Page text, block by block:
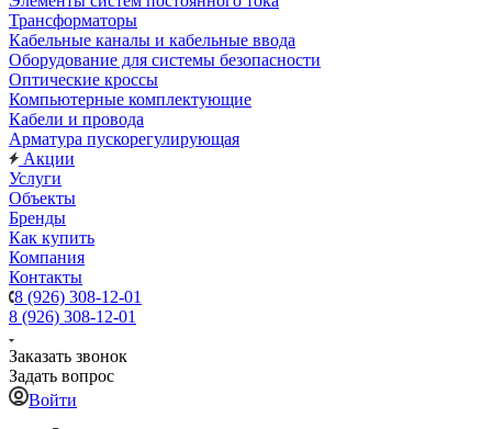
Трансформаторы
Кабельные каналы и кабельные ввода
Оборудование для системы безопасности
Оптические кроссы
Компьютерные комплектующие
Кабели и провода
Арматура пускорегулирующая
Акции
Услуги
Объекты
Бренды
Как купить
Компания
Контакты
8 (926) 308-12-01
8 (926) 308-12-01
Заказать звонок
Задать вопрос
Войти